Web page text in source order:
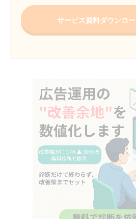
サービス資料ダウンロ